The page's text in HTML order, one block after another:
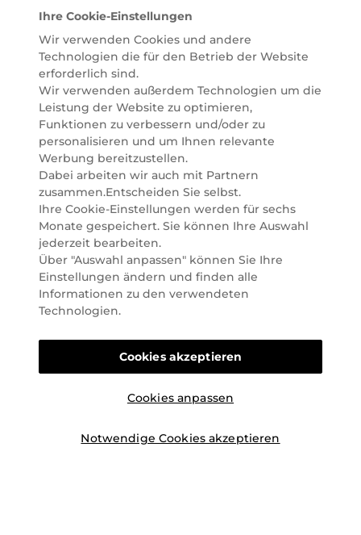
Online Beauty Beratungen und bestellen Sie ganz
einfach alles für Ihre Beauty Routine direkt nach
Hause oder in Ihre Wunsch-Parfümerie liefern.
BERATUNG & EXPERTISE
Marionnaud wurde im Jahr 1984 in Paris gegründet
und ist seit 2001 in Österreich vertreten. Mit rund 80
Parfümerien und unserem Online Shop sind wir
Marktführer im selektiven Beautyhandel in
Österreich. Seit 2023 liefern wir auch nach
Deutschland. Durch abwechselnde Aktionen und
attraktive Angebote zu allen Anlässen finden Sie bei
Marionnaud alles, was Beauty Herzen höherschlagen
lässt. Wir glauben fest daran, dass Freude auf viele
Arten geschaffen werden kann. Vom beruhigenden
und pflegenden Gefühl Ihrer Lieblingsaugencreme
bis zur positiven Verpflichtung zu nachhaltigen
Rohstoffen. Darum suchen wir jeden Tag nach
Wegen, um Ihnen das tägliche Wohlfühlen zu
können online und offline zu beraten und bei Ihren
Fragen zu unterstützen.
Ihre Cookie-Einstellungen
Wir verwenden Cookies und andere
Technologien die für den Betrieb der Website
erforderlich sind.
Wir verwenden außerdem Technologien um die
Leistung der Website zu optimieren,
Funktionen zu verbessern und/oder zu
personalisieren und um Ihnen relevante
Werbung bereitzustellen.
Dabei arbeiten wir auch mit Partnern
zusammen.Entscheiden Sie selbst.
Ihre Cookie-Einstellungen werden für sechs
Monate gespeichert. Sie können Ihre Auswahl
jederzeit bearbeiten.
Über "Auswahl anpassen" können Sie Ihre
Einstellungen ändern und finden alle
Informationen zu den verwendeten
Technologien.
Cookies anpassen
Notwendige Cookies akzeptieren
Cookies akzeptieren